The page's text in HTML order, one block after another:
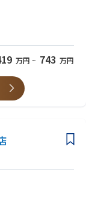
けでスムーズに新
安心してキャリアを
ているため、ご自身
のマネージャー業務
があります。
万円 ~ 743 万円